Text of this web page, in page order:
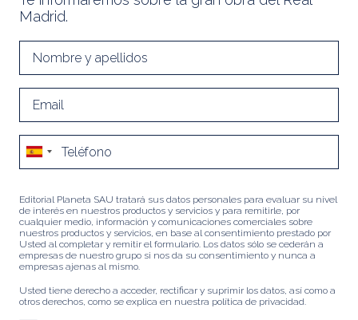
Madrid.
Editorial Planeta SAU tratará sus datos personales para evaluar su nivel
de interés en nuestros productos y servicios y para remitirle, por
cualquier medio, información y comunicaciones comerciales sobre
nuestros productos y servicios, en base al consentimiento prestado por
Usted al completar y remitir el formulario. Los datos sólo se cederán a
empresas de nuestro grupo si nos da su consentimiento y nunca a
empresas ajenas al mismo.
Usted tiene derecho a acceder, rectificar y suprimir los datos, así como a
otros derechos, como se explica en nuestra política de privacidad.